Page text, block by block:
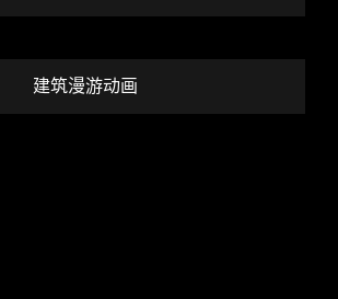
建筑漫游动画